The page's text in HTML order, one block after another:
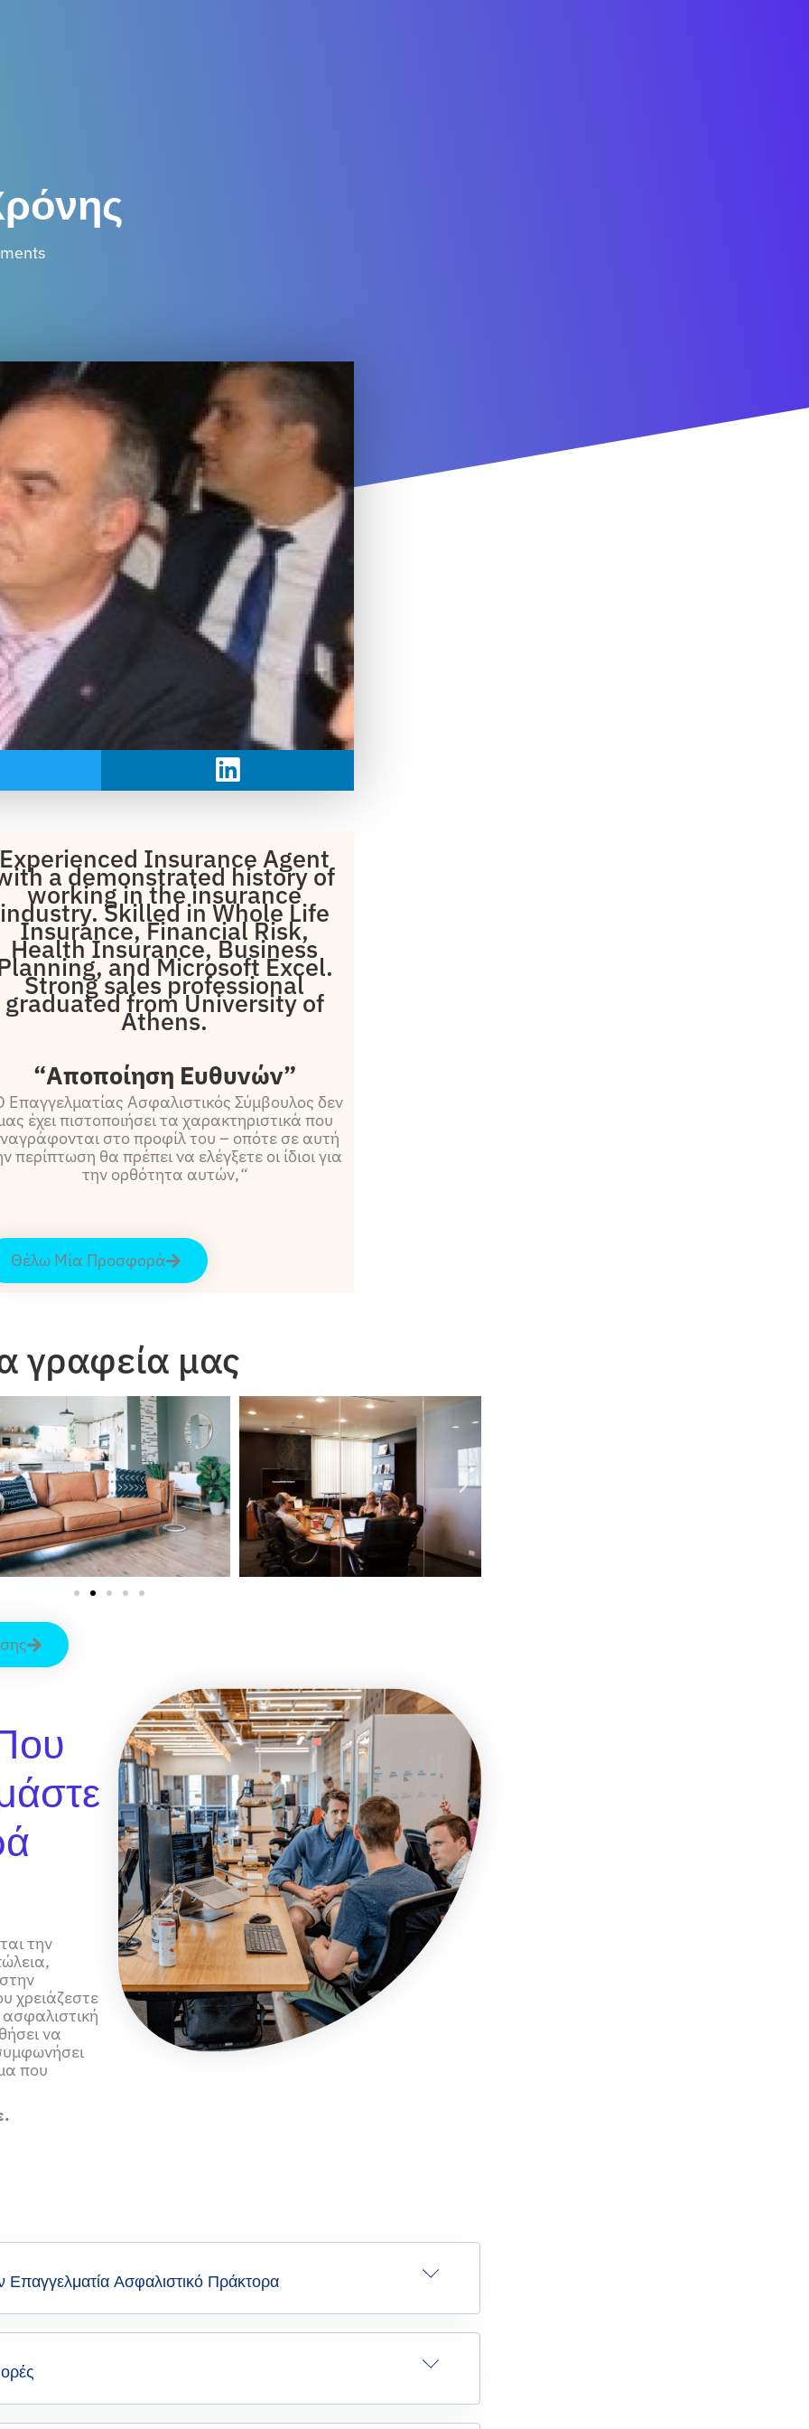
Experienced Insurance Agent
a demonstrated history of
working in the insurance
industry. Skilled in Whole Life
Insurance, Financial Risk,
Health Insurance, Business
and Microsoft Excel.
Strong sales professional
graduated from University of
Athens.
“Αποποίηση Ευθυνών”
Επαγγελματίας Ασφαλιστικός Σύμβουλος δεν
έχει πιστοποιήσει τα χαρακτηριστικά που
στο προφίλ του – οπότε σε αυτή
περίπτωση θα πρέπει να ελέγξετε οι ίδιοι για
την ορθότητα αυτών,“
Θέλω Μία Προσφορά
γραφεία μας
την
χρειάζεστε
να
που
Επαγγελματία Ασφαλιστικό Πράκτορα